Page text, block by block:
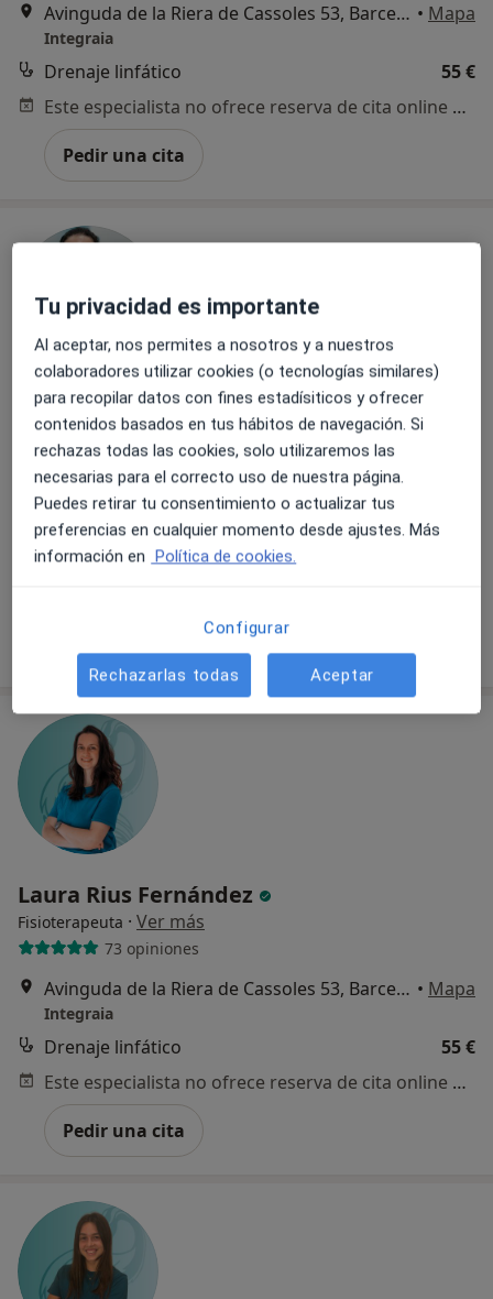
Avinguda de la Riera de Cassoles 53, Barcelona • Mapa
Integraia
Drenaje linfático
55 €
Este especialista no ofrece reserva de cita online en esta dirección.
Pedir una cita
Laura Pérez Teis
Fisioterapeuta·Ver más
98 opiniones
C/ Galileu 301, entresòl 2a, Barcelona • Mapa
LAURA PÉREZ FISIO
Drenaje linfático
Laura Rius Fernández
Fisioterapeuta · Ver más
73 opiniones
Avinguda de la Riera de Cassoles 53, Barcelona • Mapa
Integraia
Drenaje linfático
55 €
Este especialista no ofrece reserva de cita online en esta dirección.
Pedir una cita
Tu privacidad es importante
Al aceptar, nos permites a nosotros y a nuestros
colaboradores utilizar cookies (o tecnologías similares)
para recopilar datos con fines estadísiticos y ofrecer
contenidos basados en tus hábitos de navegación. Si
rechazas todas las cookies, solo utilizaremos las
necesarias para el correcto uso de nuestra página.
Puedes retirar tu consentimiento o actualizar tus
preferencias en cualquier momento desde ajustes. Más
información en Política de cookies.
Configurar
Rechazarlas todas Aceptar